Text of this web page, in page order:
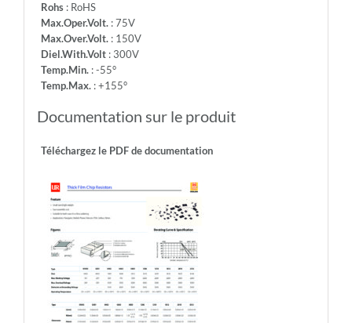
Rohs: RoHS
Max.Oper.Volt.: 75V
Max.Over.Volt.: 150V
Diel.With.Volt: 300V
Temp.Min.: -55°
Temp.Max.: +155°
Documentation sur le produit
Téléchargez le PDF de documentation